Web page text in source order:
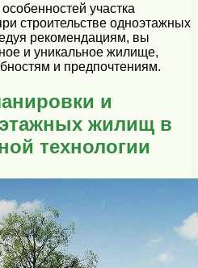
участка
строительстве одноэтажных
рекомендациям, вы
и уникальное жилище,
и предпочтениям.
и
жилищ в
технологии